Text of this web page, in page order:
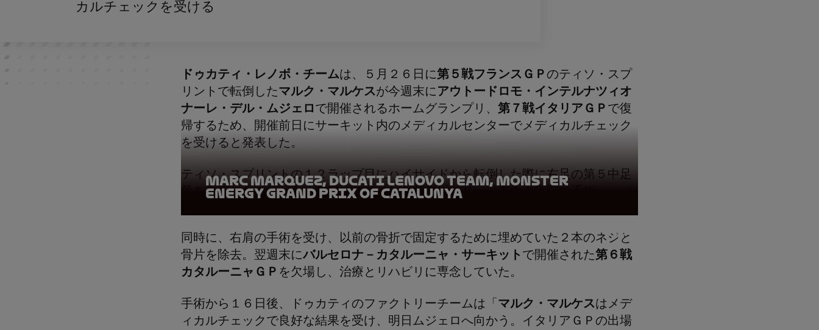
カルチェックを受ける
ドゥカティ・レノボ・チームは、５月２６日に第５戦フランスＧＰ のティソ・スプ
リントで転倒したマルク・マルケスが今週末に アウトードロモ・インテルナツィオ
ナーレ・デル・ムジェロ で開催されるホームグランプリ、 第７戦イタリアＧＰ で復
帰するため、開催前日にサーキット内のメディカルセンターでメディカルチェック
を受けると発表した。
ティソ・スプリントの１２ラップ目にハイサイドから転倒した際に右足の第５中足
骨を骨折したことから、翌日にスペインの首都マドリード市内の病院で手術。
Marc Marquez, Ducati Lenovo Team, Monster
Energy Grand Prix of Catalunya
同時に、右肩の手術を受け、以前の骨折で固定するために埋めていた２本のネジと
骨片を除去。翌週末にバルセロナ－カタルーニャ・サーキット で開催された第６戦
カタルーニャＧＰ を欠場し、治療とリハビリに専念していた。
手術から１６日後、ドゥカティのファクトリーチームは「 マルク・マルケスはメデ
ィカルチェックで良好な結果を受け、明日ムジェロへ向かう。イタリアＧＰの出場